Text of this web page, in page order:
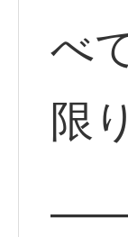
べ
限